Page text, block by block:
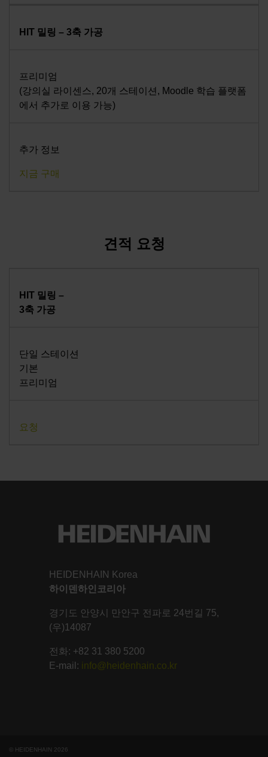
HIT 밀링 – 3축 가공
프리미엄
(강의실 라이센스, 20개 스테이션, Moodle 학습 플랫폼
에서 추가로 이용 가능)
추가 정보
지금 구매
견적 요청
HIT 밀링 –
3축 가공
단일 스테이션
기본
프리미엄
요청
HEIDENHAIN Korea
하이덴하인코리아
경기도 안양시 만안구 전파로 24번길 75,
(우)14087
전화: +82 31 380 5200
E-mail: info@heidenhain.co.kr
© HEIDENHAIN 2026